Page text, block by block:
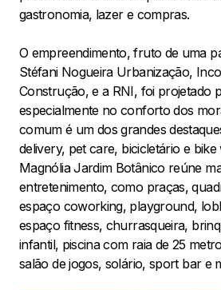
gastronomia, lazer e compras.
O empreendimento, fruto de uma
Stéfani Nogueira Urbanização,
Construção, e a RNI, foi projetado
especialmente no conforto dos
comum é um dos grandes
delivery, pet care, bicicletário e
Magnólia Jardim Botânico reúne
entretenimento, como praças,
espaço coworking, playground,
espaço fitness, churrasqueira,
infantil, piscina com raia de 25
salão de jogos, solário, sport bar e